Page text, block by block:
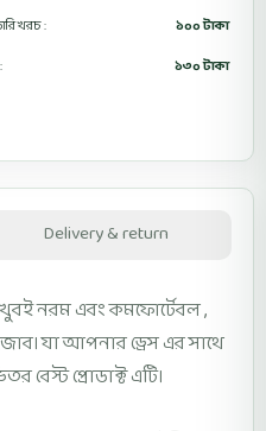
খরচ :
১০০ টাকা
১৩০ টাকা
Delivery & return
খুবই নরম এবং কমফোর্টেবল ,
যা আপনার ড্রেস এর সাথে
বেস্ট প্রোডাক্ট এটি।